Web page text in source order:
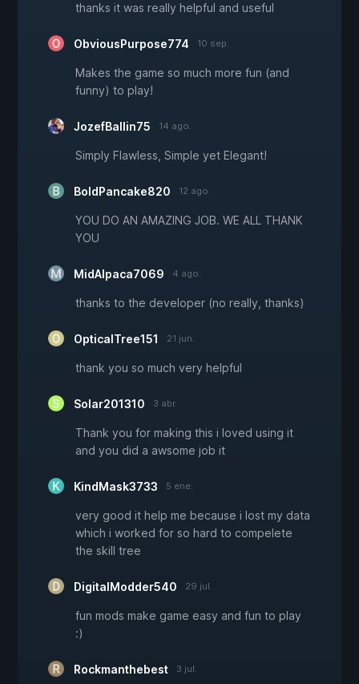
thanks it was really helpful and useful
ObviousPurpose774 10 sep.
Makes the game so much more fun (and
funny) to play!
JozefBallin75 14 ago.
Simply Flawless, Simple yet Elegant!
BoldPancake820 12 ago.
YOU DO AN AMAZING JOB. WE ALL THANK
YOU
MidAlpaca7069 4 ago.
thanks to the developer (no really, thanks)
OpticalTree151 21 jun.
thank you so much very helpful
Solar201310 3 abr.
Thank you for making this i loved using it
and you did a awsome job it
KindMask3733 5 ene.
very good it help me because i lost my data
which i worked for so hard to compelete
the skill tree
DigitalModder540 29 jul.
fun mods make game easy and fun to play
:)
Rockmanthebest 3 jul.